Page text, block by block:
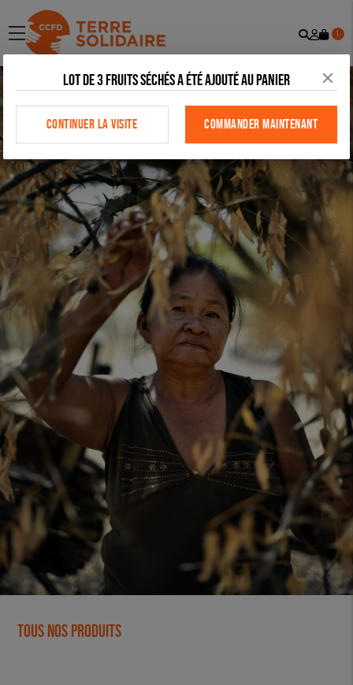
menu
Mon
1
Tous nos produits
Lot de 3 fruits séchés a été ajouté au panier
CONTINUER LA VISITE COMMANDER MAINTENANT